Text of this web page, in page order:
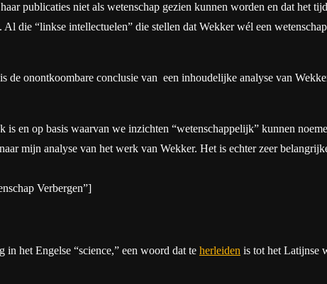
publicaties niet als wetenschap gezien kunnen worden en dat het
die “linkse intellectuelen” die stellen dat Wekker wél een
de onontkoombare conclusie van een inhoudelijke analyse van
en op basis waarvan we inzichten “wetenschappelijk” kunnen
mijn analyse van het werk van Wekker. Het is echter zeer
Verbergen”]
het Engelse “science,” een woord dat te herleiden is tot het Latijnse